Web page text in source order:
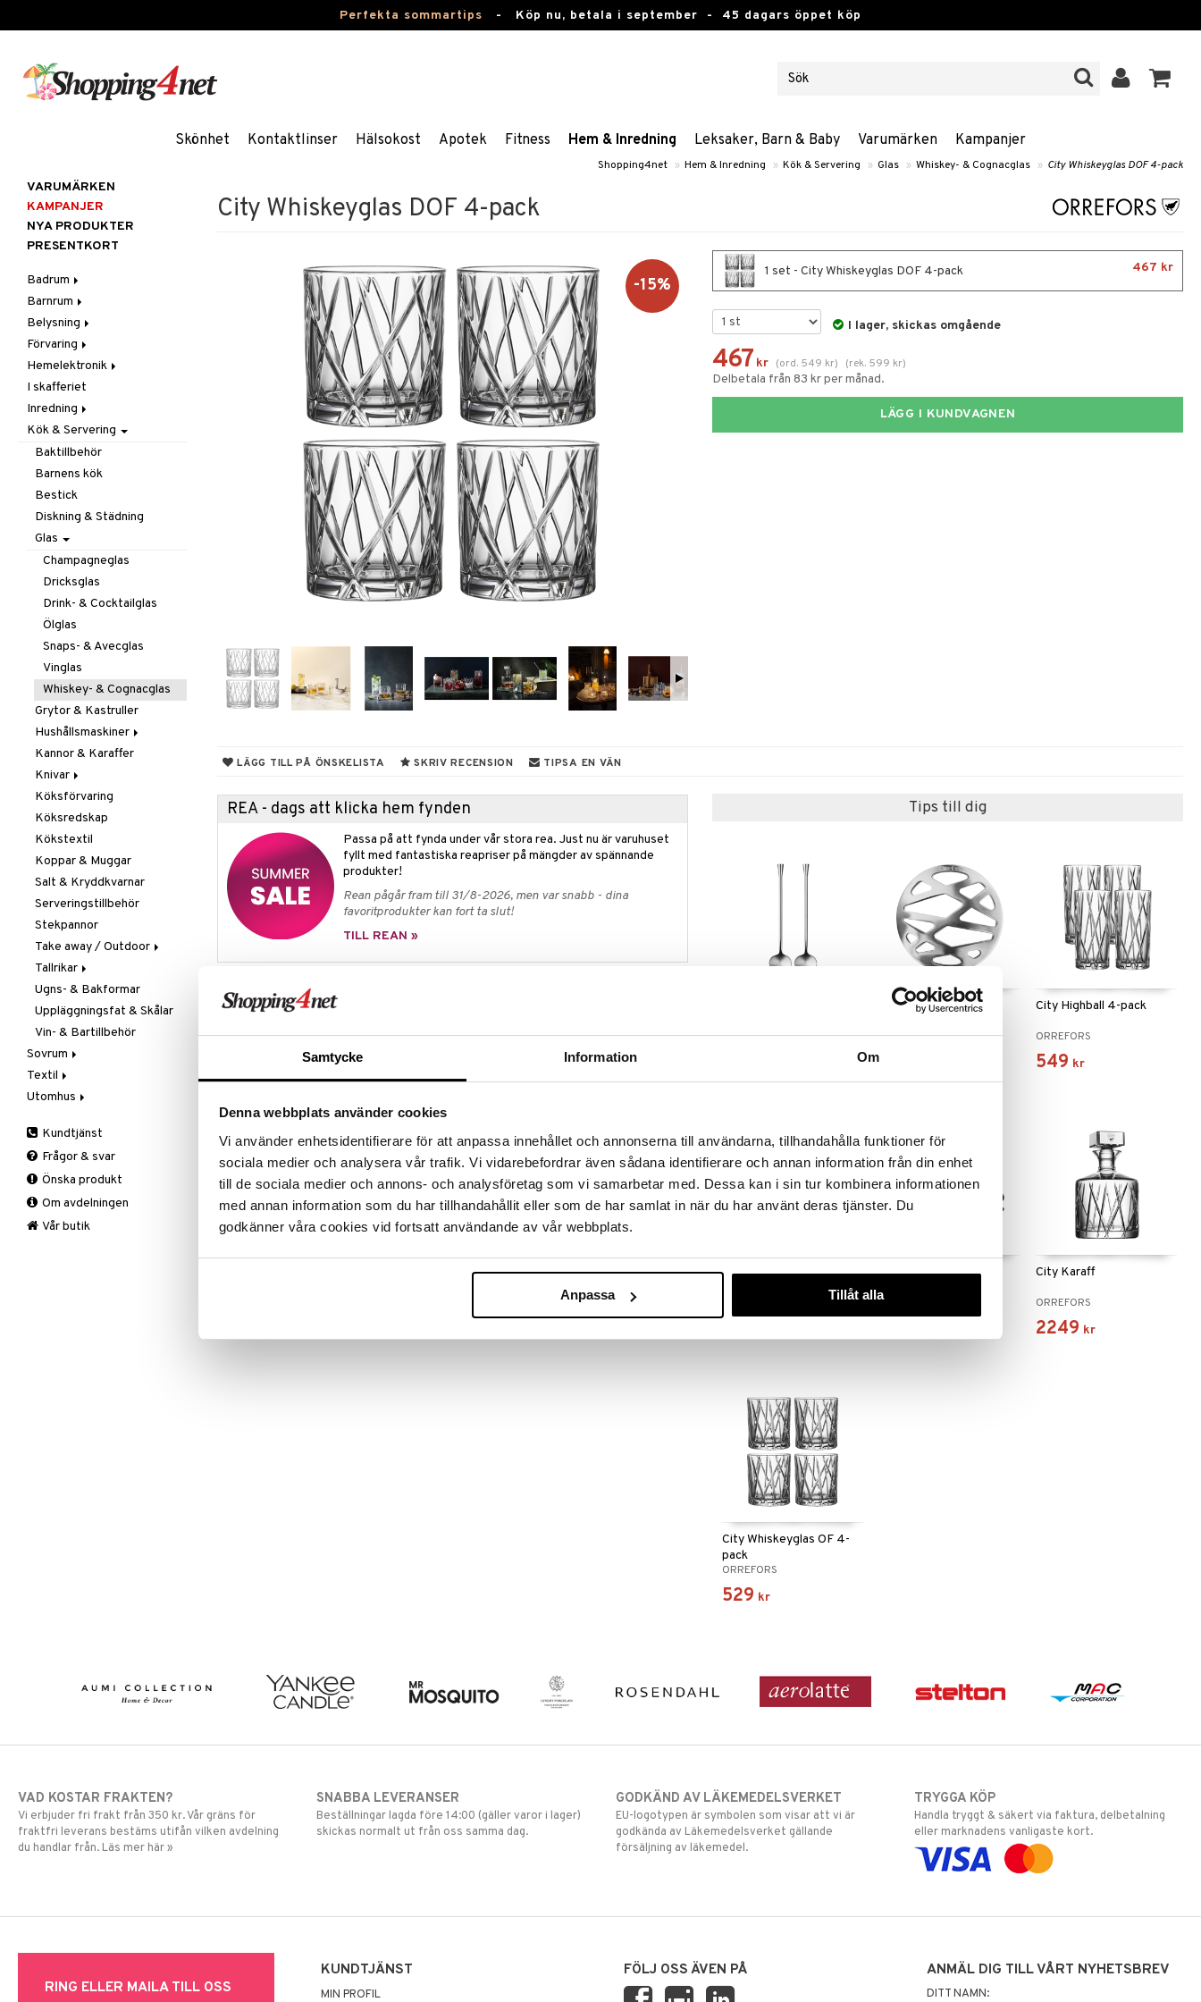
Samtycke Information Om
Denna webbplats använder cookies
Vi använder enhetsidentifierare för att anpassa innehållet och annonserna till användarna, tillhandahålla funktioner för
sociala medier och analysera vår trafik. Vi vidarebefordrar även sådana identifierare och annan information från din enhet
till de sociala medier och annons- och analysföretag som vi samarbetar med. Dessa kan i sin tur kombinera informationen
med annan information som du har tillhandahållit eller som de har samlat in när du har använt deras tjänster. Du
godkänner våra cookies vid fortsatt användande av vår webbplats.
Anpassa Tillåt alla
Perfekta sommartips - Köp nu, betala i september - 45 dagars öppet köp
Skönhet Kontaktlinser Hälsokost Apotek Fitness Hem & Inredning Leksaker, Barn & Baby Varumärken Kampanjer
Shopping4net » Hem & Inredning » Kök & Servering » Glas » Whiskey- & Cognacglas » City Whiskeyglas DOF 4-pack
City Whiskeyglas DOF 4-pack
-15%
1 set - City Whiskeyglas DOF 4-pack 467 kr
I lager, skickas omgående
467 kr (ord. 549 kr) (rek. 599 kr)
Delbetala från 83 kr per månad.
LÄGG I KUNDVAGNEN
LÄGG TILL PÅ ÖNSKELISTA SKRIV RECENSION TIPSA EN VÄN
REA - dags att klicka hem fynden
Passa på att fynda under vår stora rea. Just nu är varuhuset
fyllt med fantastiska reapriser på mängder av spännande
produkter!
Rean pågår fram till 31/8-2026, men var snabb - dina
favoritprodukter kan fort ta slut!
TILL REAN »
Produktinfo
Barserien City är en modern klassiker med tydlig Orreforskänsla. Skären som löper
formgivaren Martti Rytkönen. Slipat glas i kristall. Tål maskindisk.
Storlek: Höjd 91 mm, Diameter 86 mm
Rymmer: 34,5 cl
Material: Kristallglas
Artikelnr
ISU39-1-XX
Tips till dig
ORREFORS
City Drinkunderlägg 4-
ORREFORS
419
City Highball 4-pack
ORREFORS
549 kr
City Ishink City Iskuber 4-pack
ORREFORS
City Karaff
ORREFORS
2249 kr
City Whiskeyglas OF 4-
pack
ORREFORS
529 kr
VARUMÄRKEN
KAMPANJER
NYA PRODUKTER
PRESENTKORT
Badrum
Badrumsinredning
Badrumstextilier
Badrumstillbehör
Barnrum
Barnlampor
Barnmöbler
Barnrumsdekoration
Barnrumsförvaring
Barnrumstextilier
Belysning
Belysningstillbehör
Lampor
Bordslampor
Taklampor
LED-ljus
Ljuslyktor & Ljusstakar
Utomhusbelysning
Förvaring
Hängare & krokar
Hyllor
Småförvaring
Småförvaring & Korgar
Väskor
Hemelektronik
Ljud
I skafferiet
Inredning
Dekoration
Böcker
Figurer & Skulpturer
Klockor
Krukor
Metal Art
Väggdekorationer
Vaser
Doftljus & Doftspridare
Förvaring & Hyllor
Hängare & Krokar
Hyllor
Småförvaring & Korgar
Juldekoration
Ljuslyktor & Ljusstakar
Småmöbler
Kök & Servering
Baktillbehör
Barnens kök
Bestick
Diskning & Städning
Glas
Champagneglas
Dricksglas
Drink- & Cocktailglas
Ölglas
Snaps- & Avecglas
Vinglas
Whiskey- & Cognacglas
Grytor & Kastruller
Hushållsmaskiner
Brödrostar
Kaffe, Te & Espresso
Mixer & Elvispar
Övriga maskiner
Vattenkokare
Kannor & Karaffer
Knivar
Brödknivar
Knivset
Knivslipar och Brynen
Knivtillbehör
Kockknivar
Skal- & Grönsaksknivar
Skärbrädor
Specialknivar
Köksförvaring
Köksredskap
Kökstextil
Koppar & Muggar
Salt & Kryddkvarnar
Serveringstillbehör
Stekpannor
Take away / Outdoor
Flaskor
Matlådor
Termoskannor
Termosmuggar
Tallrikar
Assietter
Djupa tallrikar
Mattallrikar
Ugns- & Bakformar
Uppläggningsfat & Skålar
Vin- & Bartillbehör
Sovrum
Filtar & Plädar
Prydnadskuddar
Bäddset
Kuddar & Täcken
Lakan & Örngott
Tillbehör
Textil
Badrumstextilier
Filtar & Plädar
Kökstextilier
Mattor
Övrigt
Prydnadskuddar
Utomhus
Friluftsliv
Grill & Grilltillbehör
Krukor
Mygg- & insektsskydd
Picknick
Kundtjänst
Frågor & svar
Önska produkt
Om avdelningen
Vår butik
VAD KOSTAR FRAKTEN?
Vi erbjuder fri frakt från 350 kr. Vår gräns för
fraktfri leverans bestäms utifån vilken avdelning
du handlar från. Läs mer här »
SNABBA LEVERANSER
Beställningar lagda före 14:00 (gäller varor i lager)
skickas normalt ut från oss samma dag.
GODKÄND AV LÄKEMEDELSVERKET
EU-logotypen är symbolen som visar att vi är
godkända av Läkemedelsverket gällande
försäljning av läkemedel.
TRYGGA KÖP
Handla tryggt & säkert via faktura, delbetalning
eller marknadens vanligaste kort.
RING ELLER MAILA TILL OSS
KUNDTJÄNST
MIN PROFIL
FÖLJ OSS ÄVEN PÅ ANMÄL DIG TILL VÅRT NYHETSBREV
DITT NAMN: